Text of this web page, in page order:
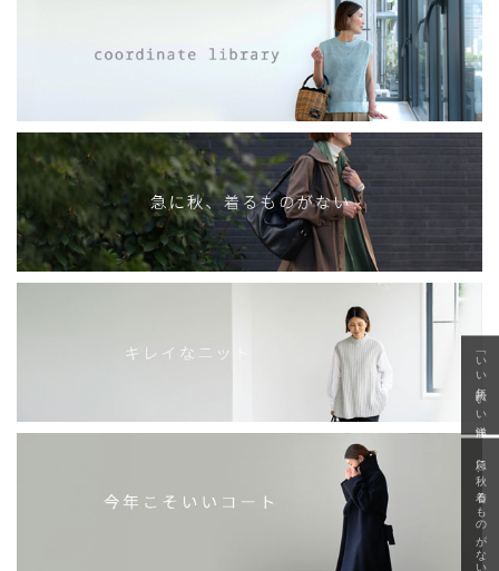
「いい年齢 いい洋服」
急に秋、着るものがない